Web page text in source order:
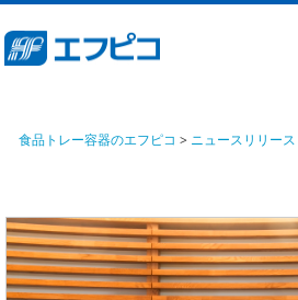
食品トレー容器のエフピコ > ニュースリリース